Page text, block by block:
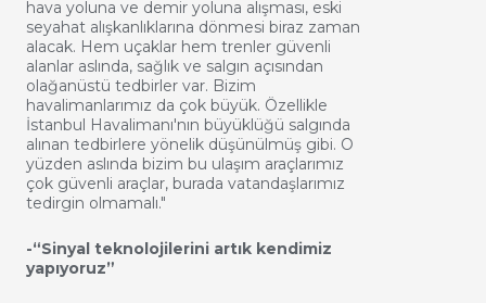
hava yoluna ve demir yoluna alışması, eski
seyahat alışkanlıklarına dönmesi biraz zaman
alacak. Hem uçaklar hem trenler güvenli
alanlar aslında, sağlık ve salgın açısından
olağanüstü tedbirler var. Bizim
havalimanlarımız da çok büyük. Özellikle
İstanbul Havalimanı'nın büyüklüğü salgında
alınan tedbirlere yönelik düşünülmüş gibi. O
yüzden aslında bizim bu ulaşım araçlarımız
çok güvenli araçlar, burada vatandaşlarımız
tedirgin olmamalı."
-“Sinyal teknolojilerini artık kendimiz
yapıyoruz”